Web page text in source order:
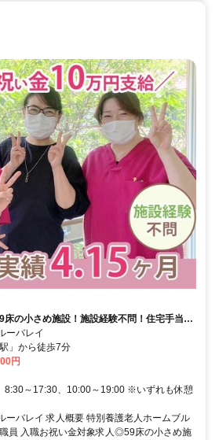
の小さめ施設！施設経験不問！住宅手当＆
賞与4.15ヶ月、10連休取得可能♪最寄り駅
、特養、正職員、准看護師】
ーバレイ
」から徒歩7分
円
8:30～17:30、10:00～19:00 ※いずれも休憩
ーバレイ 求人概要 特別養護老人ホームブル
員 入職お祝い金対象求人◎59床の小さめ施